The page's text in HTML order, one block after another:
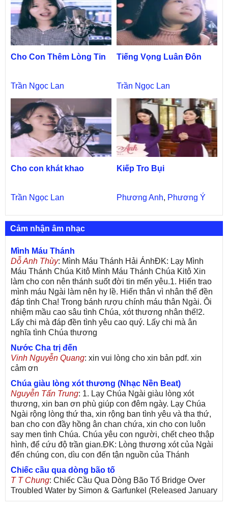
Cho Con Thêm Lòng Tin
Trần Ngọc Lan
Tiếng Vọng Luân Đôn
Trần Ngọc Lan
Cho con khát khao
Trần Ngọc Lan
Kiếp Tro Bụi
Phương Anh, Phương Ý
Cảm nhận âm nhạc
Mình Máu Thánh
Dỗ Anh Thùy: Mình Máu Thánh Hải ÁnhĐK: Lạy Mình
Máu Thánh Chúa Kitô Mình Máu Thánh Chúa Kitô Xin
làm cho con nên thánh suốt đời tin mến yêu.1. Hiến trao
mình máu Ngài làm nên hy lề. Hiến thân vì nhân thế đền
đáp tình Cha! Trong bánh rượu chính máu thân Ngài. Ôi
nhiệm mầu cao sâu tình Chúa, xót thương nhân thế!2.
Lấy chi mà đáp đền tình yêu cao quý. Lấy chi mà ân
nghĩa tình Chúa thương
Nước Cha trị đến
Vinh Nguyễn Quang: xin vui lòng cho xin bản pdf. xin
cảm ơn
Chúa giàu lòng xót thương (Nhạc Nền Beat)
Nguyễn Tấn Trung: 1. Lạy Chúa Ngài giàu lòng xót
thương, xin ban ơn phù giúp con đêm ngày. Lạy Chúa
Ngài rộng lòng thứ tha, xin rộng ban tình yêu và tha thứ,
ban cho con đầy hồng ân chan chứa, xin cho con luôn
say men tình Chúa. Chúa yêu con người, chết cheo thập
hình, để cứu độ trần gian.ĐK: Lòng thương xót của Ngài
đến chúng con, dìu con đến tận nguồn của Thánh
Chiếc cầu qua dòng bão tố
T T Chung: Chiếc Cầu Qua Dòng Bão Tố Bridge Over
Troubled Water by Simon & Garfunkel (Released January
26, 1970) Lời Việt: Nhạc Sĩ Vũ Đức Nghiêm Trình Bày: